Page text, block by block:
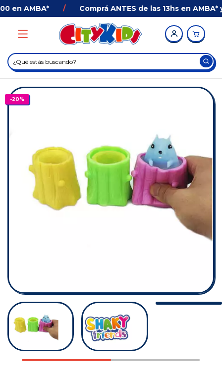
en AMBA* Comprá ANTES de las 13hs en AMBA*
-20%